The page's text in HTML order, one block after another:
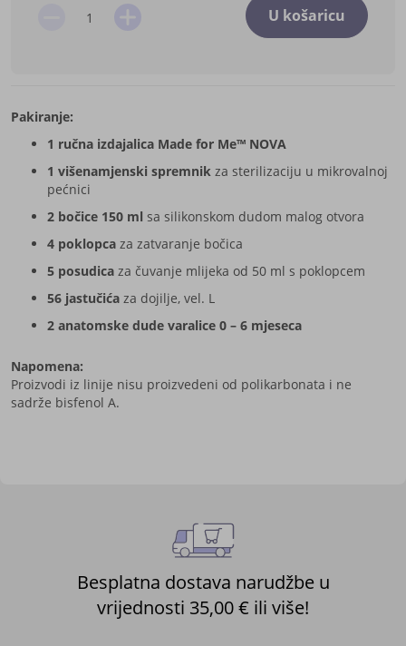
U košaricu
Pakiranje:
1 ručna izdajalica Made for Me™ NOVA
1 višenamjenski spremnik za sterilizaciju u mikrovalnoj
pećnici
2 bočice 150 ml sa silikonskom dudom malog otvora
4 poklopca za zatvaranje bočica
5 posudica za čuvanje mlijeka od 50 ml s poklopcem
56 jastučića za dojilje, vel. L
2 anatomske dude varalice 0 – 6 mjeseca
Napomena:
Proizvodi iz linije nisu proizvedeni od polikarbonata i ne
sadrže bisfenol A.
Besplatna dostava narudžbe u
vrijednosti 35,00 € ili više!